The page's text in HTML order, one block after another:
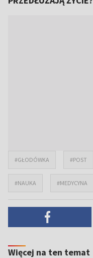
#GŁODÓWKA #POST
#NAUKA #MEDYCYNA
Więcej na ten temat